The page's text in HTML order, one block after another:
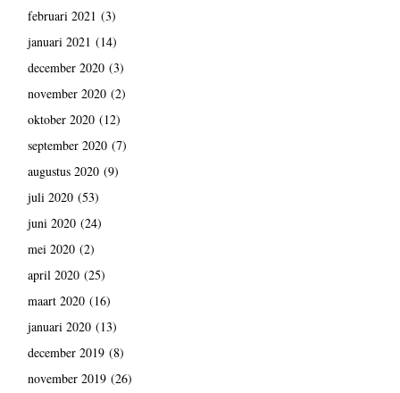
februari 2021 (3)
januari 2021 (14)
december 2020(3)
november 2020(2)
oktober 2020(12)
september 2020(7)
augustus 2020(9)
juli 2020(53)
juni 2020(24)
mei 2020(2)
april 2020(25)
maart 2020(16)
januari 2020(13)
december 2019(8)
november 2019(26)